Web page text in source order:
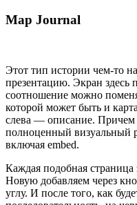
Map Journal
Этот тип истории чем-то
презентацию. Экран здесь
соотношение можно
которой может быть и
слева — описание. Причем
полноценный визуальный
включая embed.
Каждая подобная страница
Новую добавляем через
углу. И после того, как